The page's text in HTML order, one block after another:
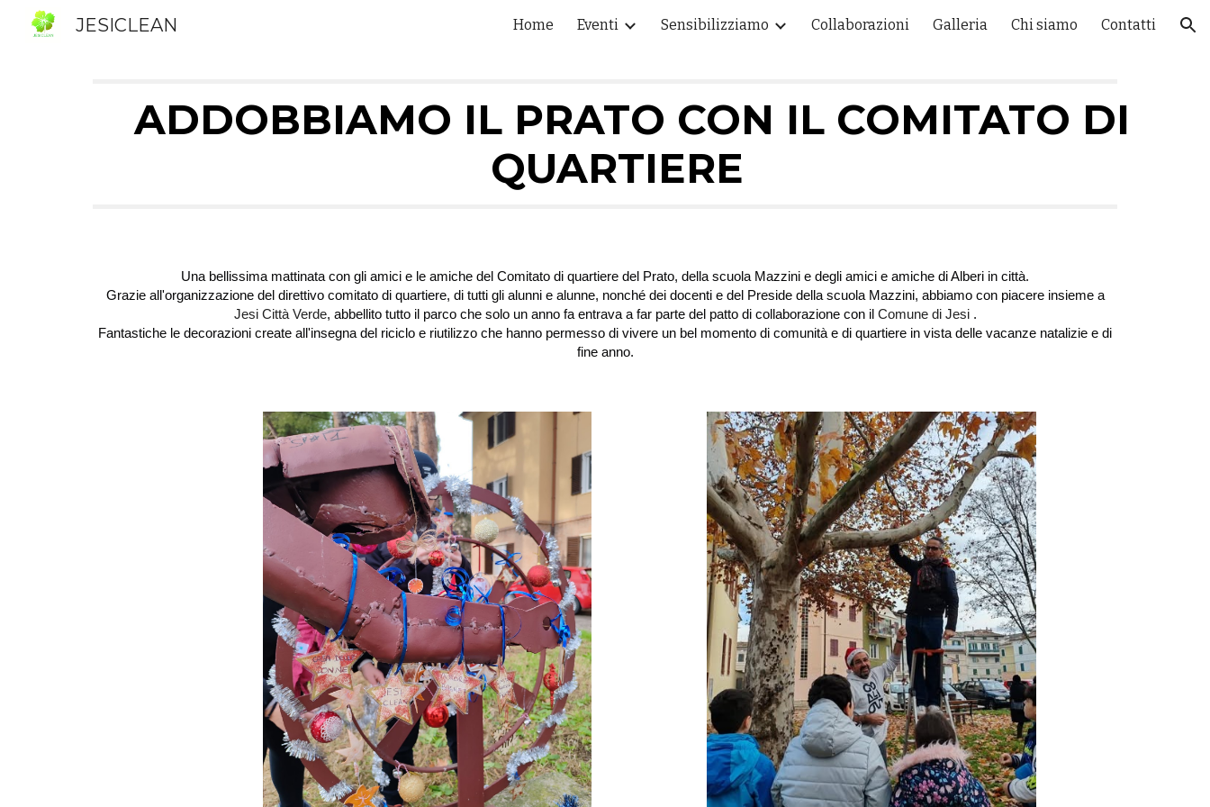
Skip to main content Skip to navigation
JESICLEAN Home Eventi Sensibilizziamo Collaborazioni Galleria Chi siamo Contatti
ADDOBBIAMO IL PRATO CON IL COMITATO DI
QUARTIERE
Una bellissima mattinata con gli amici e le amiche del Comitato di quartiere del Prato, della scuola Mazzini e degli amici e amiche di Alberi in città.
Grazie all'organizzazione del direttivo comitato di quartiere, di tutti gli alunni e alunne, nonché dei docenti e del Preside della scuola Mazzini, abbiamo con piacere insieme a
Jesi Città Verde, abbellito tutto il parco che solo un anno fa entrava a far parte del patto di collaborazione con il Comune di Jesi.
Fantastiche le decorazioni create all'insegna del riciclo e riutilizzo che hanno permesso di vivere un bel momento di comunità e di quartiere in vista delle vacanze natalizie e di
fine anno.